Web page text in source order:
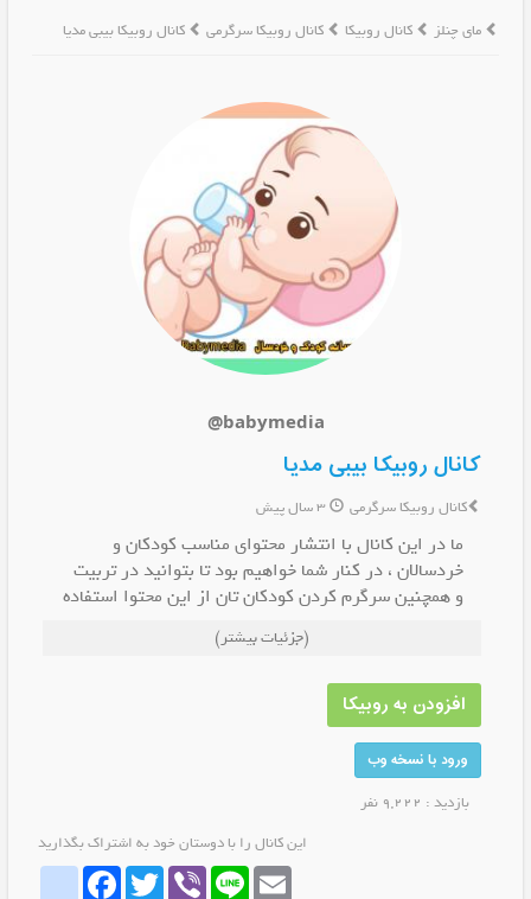
مای چنلز کانال روبیکا کانال روبیکا سرگرمی کانال روبیکا بیبی مدیا
@babymedia
کانال روبیکا بیبی مدیا
کانال روبیکا سرگرمی 3 سال پیش
ما در این کانال با انتشار محتوای مناسب کودکان و
خردسالان ، در کنار شما خواهیم بود تا بتوانید در تربیت
و همچنین سرگرم کردن کودکان تان از این محتوا استفاده
(جزئیات بیشتر)
افزودن به روبیکا
ورود با نسخه وب
بازدید : 9,222 نفر
این کانال را با دوستان خود به اشتراک بگذارید
whatrubikaFacebookTwitter Viber Line Email